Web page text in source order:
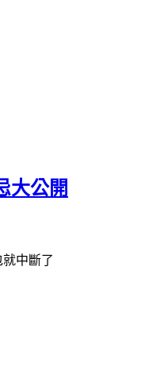
大公開
中斷了